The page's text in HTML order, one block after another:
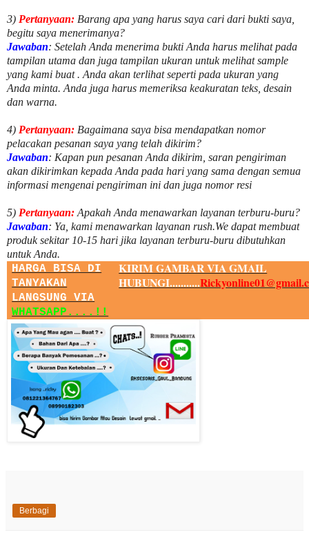
3) Pertanyaan: Barang apa yang harus saya cari dari bukti saya,
begitu saya menerimanya?
Jawaban: Setelah Anda menerima bukti Anda harus melihat pada
tampilan utama dan juga tampilan ukuran untuk melihatsample
yang kami buat . Anda akan terlihat seperti pada ukuran yang
Anda minta. Anda juga harus memeriksa keakuratan teks, desain
dan warna.
4) Pertanyaan: Bagaimana saya bisa mendapatkan nomor
pelacakan pesanan saya yang telah dikirim?
Jawaban: Kapan pun pesanan Anda dikirim, saran pengiriman
akan dikirimkan kepada Anda pada hari yang sama dengan semua
informasi mengenai pengiriman ini dan juga nomorresi
5) Pertanyaan: Apakah Anda menawarkan layanan terburu-buru?
Jawaban: Ya, kami menawarkan layanan rush.We dapat membuat
produk sekitar 10-15 hari jika layanan terburu-buru dibutuhkan
untuk Anda.
HARGA BISA DI
TANYAKAN
LANGSUNG VIA
WHATSAPP....!!
KIRIM GAMBAR VIA GMAIL
HUBUNGI...........
Berbagi